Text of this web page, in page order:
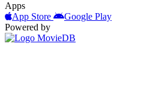
Apps
App Store
Google Play
Powered by